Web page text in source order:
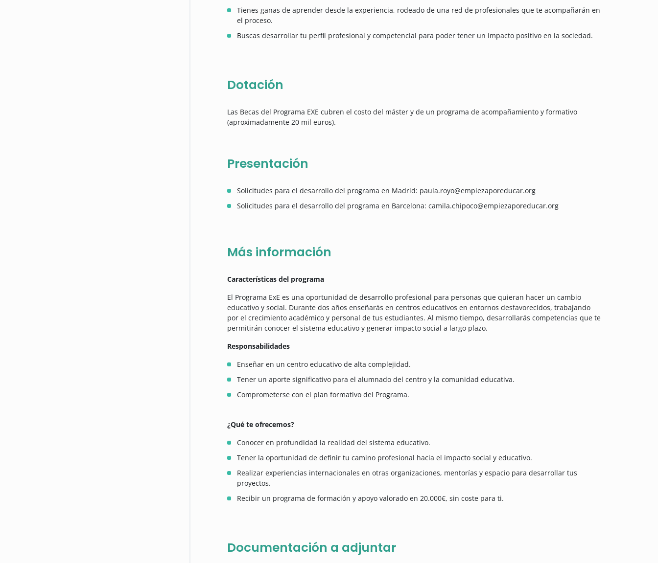
Tienes ganas de aprender desde la experiencia, rodeado de una red de profesionales que te acompañarán en
el proceso.
Buscas desarrollar tu perfil profesional y competencial para poder tener un impacto positivo en la sociedad.
Dotación
Las Becas del Programa EXE cubren el costo del máster y de un programa de acompañamiento y formativo
(aproximadamente 20 mil euros).
Presentación
Solicitudes para el desarrollo del programa en Madrid: paula.royo@empiezaporeducar.org
Solicitudes para el desarrollo del programa en Barcelona: camila.chipoco@empiezaporeducar.org
Más información
Características del programa
El Programa ExE es una oportunidad de desarrollo profesional para personas que quieran hacer un cambio
educativo y social. Durante dos años enseñarás en centros educativos en entornos desfavorecidos, trabajando
por el crecimiento académico y personal de tus estudiantes. Al mismo tiempo, desarrollarás competencias que te
permitirán conocer el sistema educativo y generar impacto social a largo plazo.
Responsabilidades
Enseñar en un centro educativo de alta complejidad.
Tener un aporte significativo para el alumnado del centro y la comunidad educativa.
Comprometerse con el plan formativo del Programa.
¿Qué te ofrecemos?
Conocer en profundidad la realidad del sistema educativo.
Tener la oportunidad de definir tu camino profesional hacia el impacto social y educativo.
Realizar experiencias internacionales en otras organizaciones, mentorías y espacio para desarrollar tus
proyectos.
Recibir un programa de formación y apoyo valorado en 20.000€, sin coste para ti.
Documentación a adjuntar